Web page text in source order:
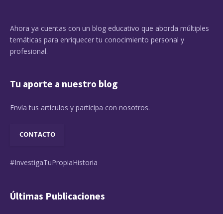
Ahora ya cuentas con un blog educativo que aborda múltiples
temáticas para enriquecer tu conocimiento personal y
profesional.
Tu aporte a nuestro blog
Envía tus artículos y participa con nosotros.
CONTACTO
#InvestigaTuPropiaHistoria
Últimas Publicaciones